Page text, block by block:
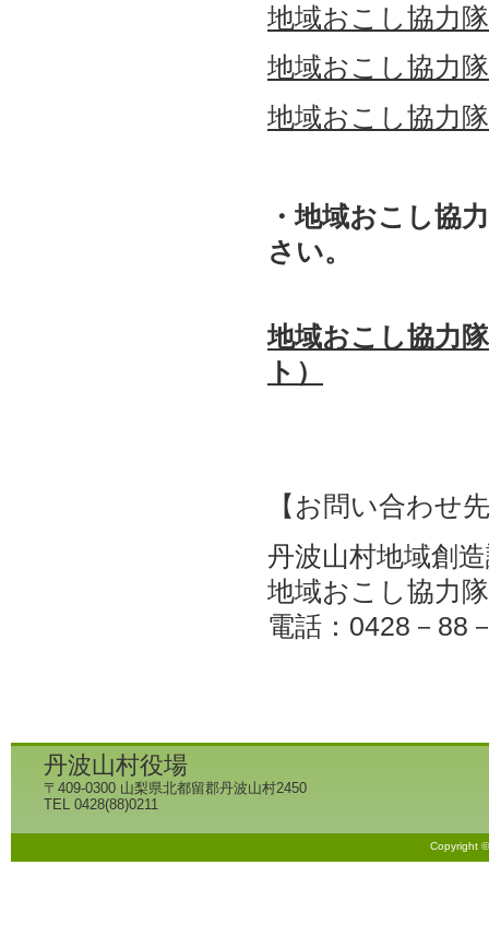
地域おこし協力
地域おこし協力
地域おこし協力
・地域おこし協
さい。
地域おこし協力
ト）
【お問い合わせ
丹波山村地域創
地域おこし協力
電話：0428－88
丹波山村役場
〒409-0300 山梨県北都留郡丹波山村2450
TEL 0428(88)0211
Copyright